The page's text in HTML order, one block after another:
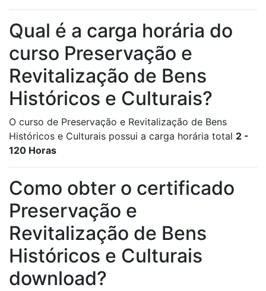
Qual é a carga horária do
curso Preservação e
Revitalização de Bens
Históricos e Culturais?
O curso de Preservação e Revitalização de Bens
Históricos e Culturais possui a carga horária total 2 -
120 Horas
Como obter o certificado
Preservação e
Revitalização de Bens
Históricos e Culturais
download?